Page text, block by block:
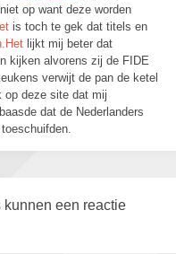
op want deze worden
is toch te gek dat titels en
lijkt mij beter dat
kijken alvorens zij de FIDE
verwijt de pan de ketel
op deze site dat mij
dat de Nederlanders
kunnen een reactie